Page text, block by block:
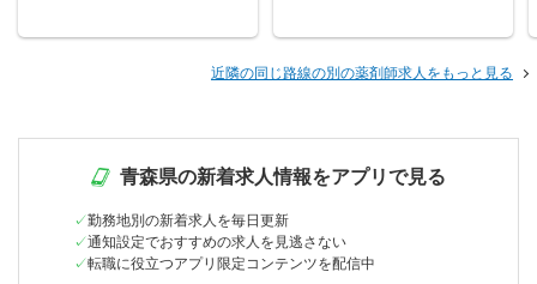
近隣の同じ路線の別の薬剤師求人をもっと見る
青森県の新着求人情報をアプリで見る
勤務地別の新着求人を毎日更新
通知設定でおすすめの求人を見逃さない
転職に役立つアプリ限定コンテンツを配信中